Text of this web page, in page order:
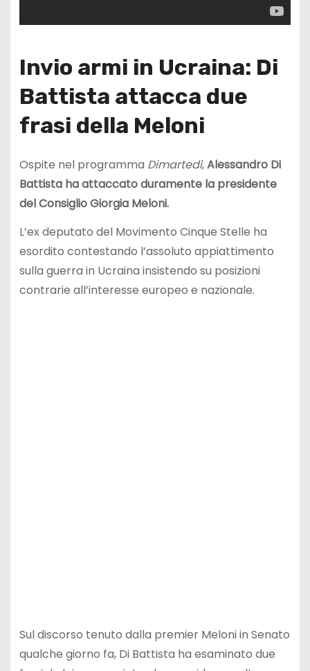
Invio armi in Ucraina: Di
Battista attacca due
frasi della Meloni
Ospite nel programma Dimartedì,Alessandro Di
Battista ha attaccato duramente la presidente
del Consiglio Giorgia Meloni.
L’ex deputato del Movimento Cinque Stelle ha
esordito contestando l’assoluto appiattimento
sulla guerra in Ucraina insistendo su posizioni
contrarie all’interesse europeo e nazionale.
Sul discorso tenuto dalla premier Meloni in Senato
qualche giorno fa, Di Battista ha esaminato due